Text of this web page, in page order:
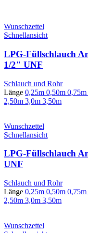
Wunschzettel
Schnellansicht
LPG-Füllschlauch
1/2" UNF
Schlauch und Rohr
Länge 0,25m 0,50m 0,75m
2,50m 3,0m 3,50m
Wunschzettel
Schnellansicht
LPG-Füllschlauch
UNF
Schlauch und Rohr
Länge 0,25m 0,50m 0,75m
2,50m 3,0m 3,50m
Wunschzettel